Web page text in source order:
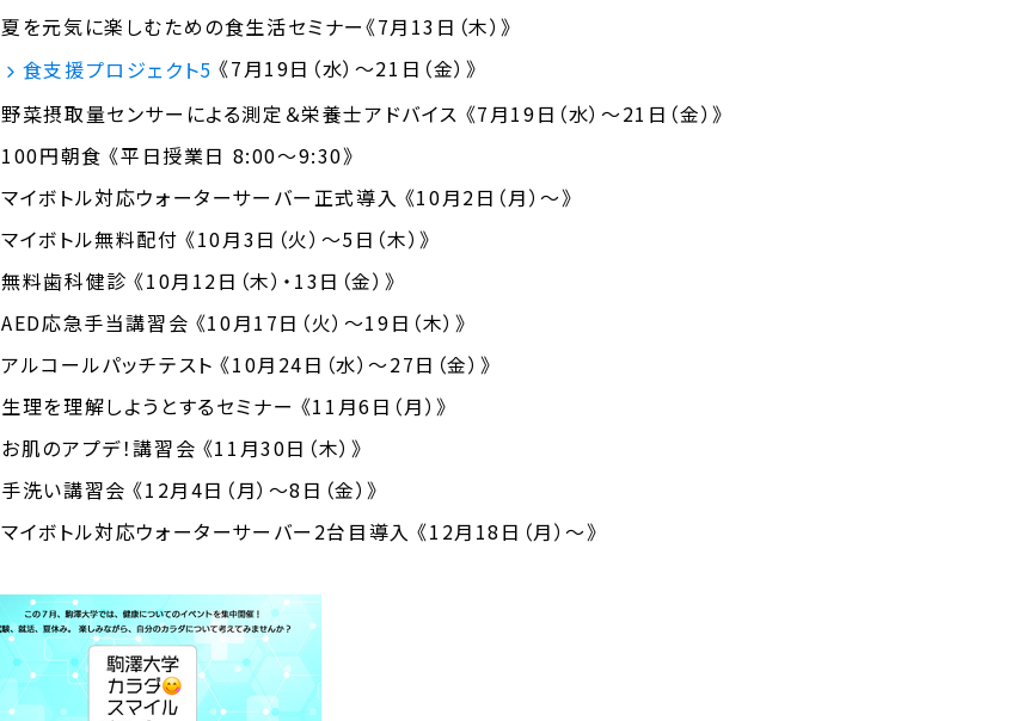
夏を元気に楽しむための食生活セミナー《7月13日（木）》
食支援プロジェクト5 《7月19日（水）～21日（金）》
野菜摂取量センサーによる測定＆栄養士アドバイス 《7月19日（水）～21日（金）》
100円朝食 《平日授業日 8:00～9:30》
マイボトル対応ウォーターサーバー正式導入 《10月2日（月）～》
マイボトル無料配付 《10月3日（火）～5日（木）》
無料歯科健診 《10月12日（木）・13日（金）》
AED応急手当講習会 《10月17日（火）～19日（木）》
アルコールパッチテスト 《10月24日（水）～27日（金）》
生理を理解しようとするセミナー 《11月6日（月）》
お肌のアプデ！講習会 《11月30日（木）》
手洗い講習会 《12月4日（月）～8日（金）》
マイボトル対応ウォーターサーバー2台目導入 《12月18日（月）～》